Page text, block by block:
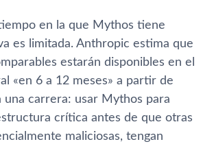
en la que Mythos tiene
es limitada. Anthropic estima que
estarán disponibles en el
«en 6 a 12 meses» a partir de
una carrera: usar Mythos para
crítica antes de que otras
maliciosas, tengan